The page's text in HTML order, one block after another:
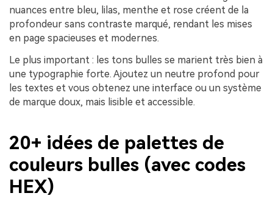
nuances entre bleu, lilas, menthe et rose créent de la
profondeur sans contraste marqué, rendant les mises
en page spacieuses et modernes.
Le plus important : les tons bulles se marient très bien à
une typographie forte. Ajoutez un neutre profond pour
les textes et vous obtenez une interface ou un système
de marque doux, mais lisible et accessible.
20+ idées de palettes de
couleurs bulles (avec codes
HEX)